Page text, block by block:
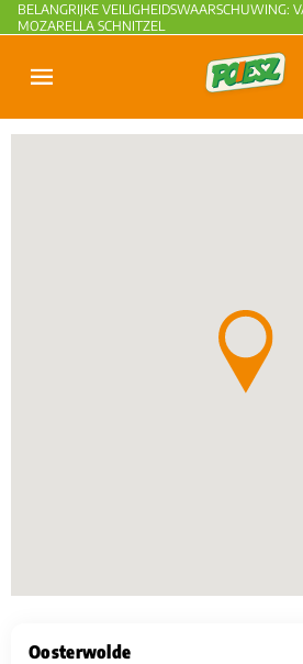
BELANGRIJKE VEILIGHEIDSWAARSCHUWING:
MOZARELLA SCHNITZEL
Oosterwolde